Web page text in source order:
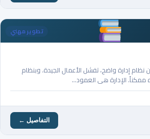
تطوير مهني
نظام إدارة واضح، تفشل الأعمال الجيدة. وبنظام
الإدارة هي العمود…
التفاصيل ←